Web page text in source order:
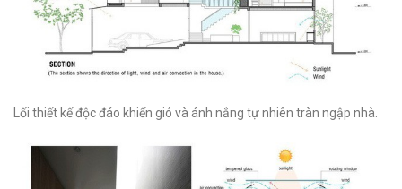
Lối thiết kế độc đáo khiến gió và ánh nắng tự nhiên tràn ngập nhà.